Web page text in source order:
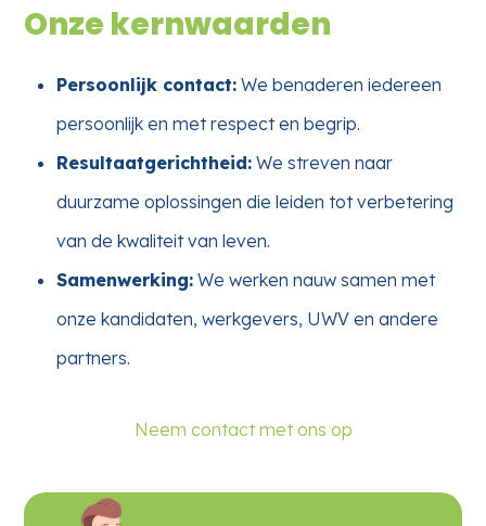
Onze kernwaarden
Persoonlijk contact: We benaderen iedereen
persoonlijk en met respect en begrip.
Resultaatgerichtheid: We streven naar
duurzame oplossingen die leiden tot verbetering
van de kwaliteit van leven.
Samenwerking: We werken nauw samen met
onze kandidaten, werkgevers, UWV en andere
partners.
Neem contact met ons op